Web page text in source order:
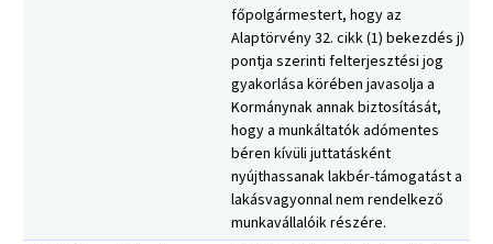
főpolgármestert, hogy az
Alaptörvény 32. cikk (1) bekezdés j)
pontja szerinti felterjesztési jog
gyakorlása körében javasolja a
Kormánynak annak biztosítását,
hogy a munkáltatók adómentes
béren kívüli juttatásként
nyújthassanak lakbér-támogatást a
lakásvagyonnal nem rendelkező
munkavállalóik részére.